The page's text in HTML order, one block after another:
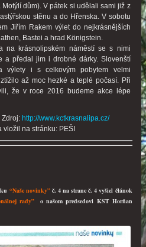
dům). V pátek si udělali sami již z
stěnu a do Hřenska. V sobotu
Jiřím Rakem výlet do nejkrásnějších
Bastei a hrad Königstein.
na krásnolipském náměstí se s nimi
a předal jim i drobné dárky. Slovenští
výlety i s celkovým pobytem velmi
až moc hezké a teplé počasí. Při
že v roce 2016 budeme akce lépe
http://www.kctkrasnalipa.cz/
vložil na stránku: PEŠI
“Naše novinky”č. 4 na strane č. 4 vyšiel článok
rady” o našom predsedovi KST Horňan